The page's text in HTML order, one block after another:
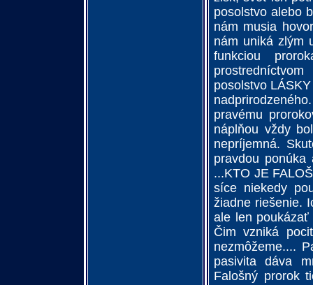
posolstvo alebo
nám musia
nám uniká zlým
funkciou
posolstvo
pravému
náplňou vždy
nepríjemná.
pravdou
...KTO JE
síce niekedy
žiadne riešenie.
ale len poukázať
Čim vzniká
nezmôžeme....
pasivita dáva
Falošný prorok